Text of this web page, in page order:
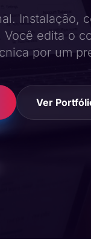
Instalação,
edita o
por um
Ver